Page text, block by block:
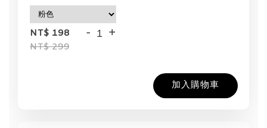
NT$ 198
NT$ 299
- +
加入購物車